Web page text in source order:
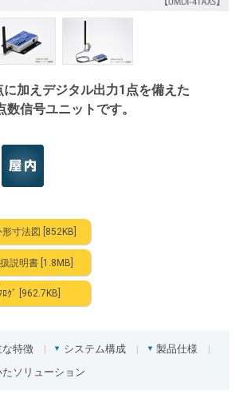
加えデジタル出力1点を備えた
信号ユニットです。
寸法図 [852KB]
説明書 [1.8MB]
ｸﾞ [962.7KB]
特徴 システム構成
製品仕様
ソリューション